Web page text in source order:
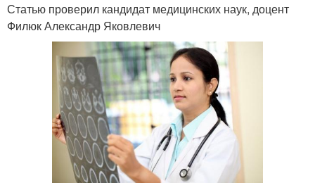
Статью проверил кандидат медицинских наук, доцент
Филюк Александр Яковлевич